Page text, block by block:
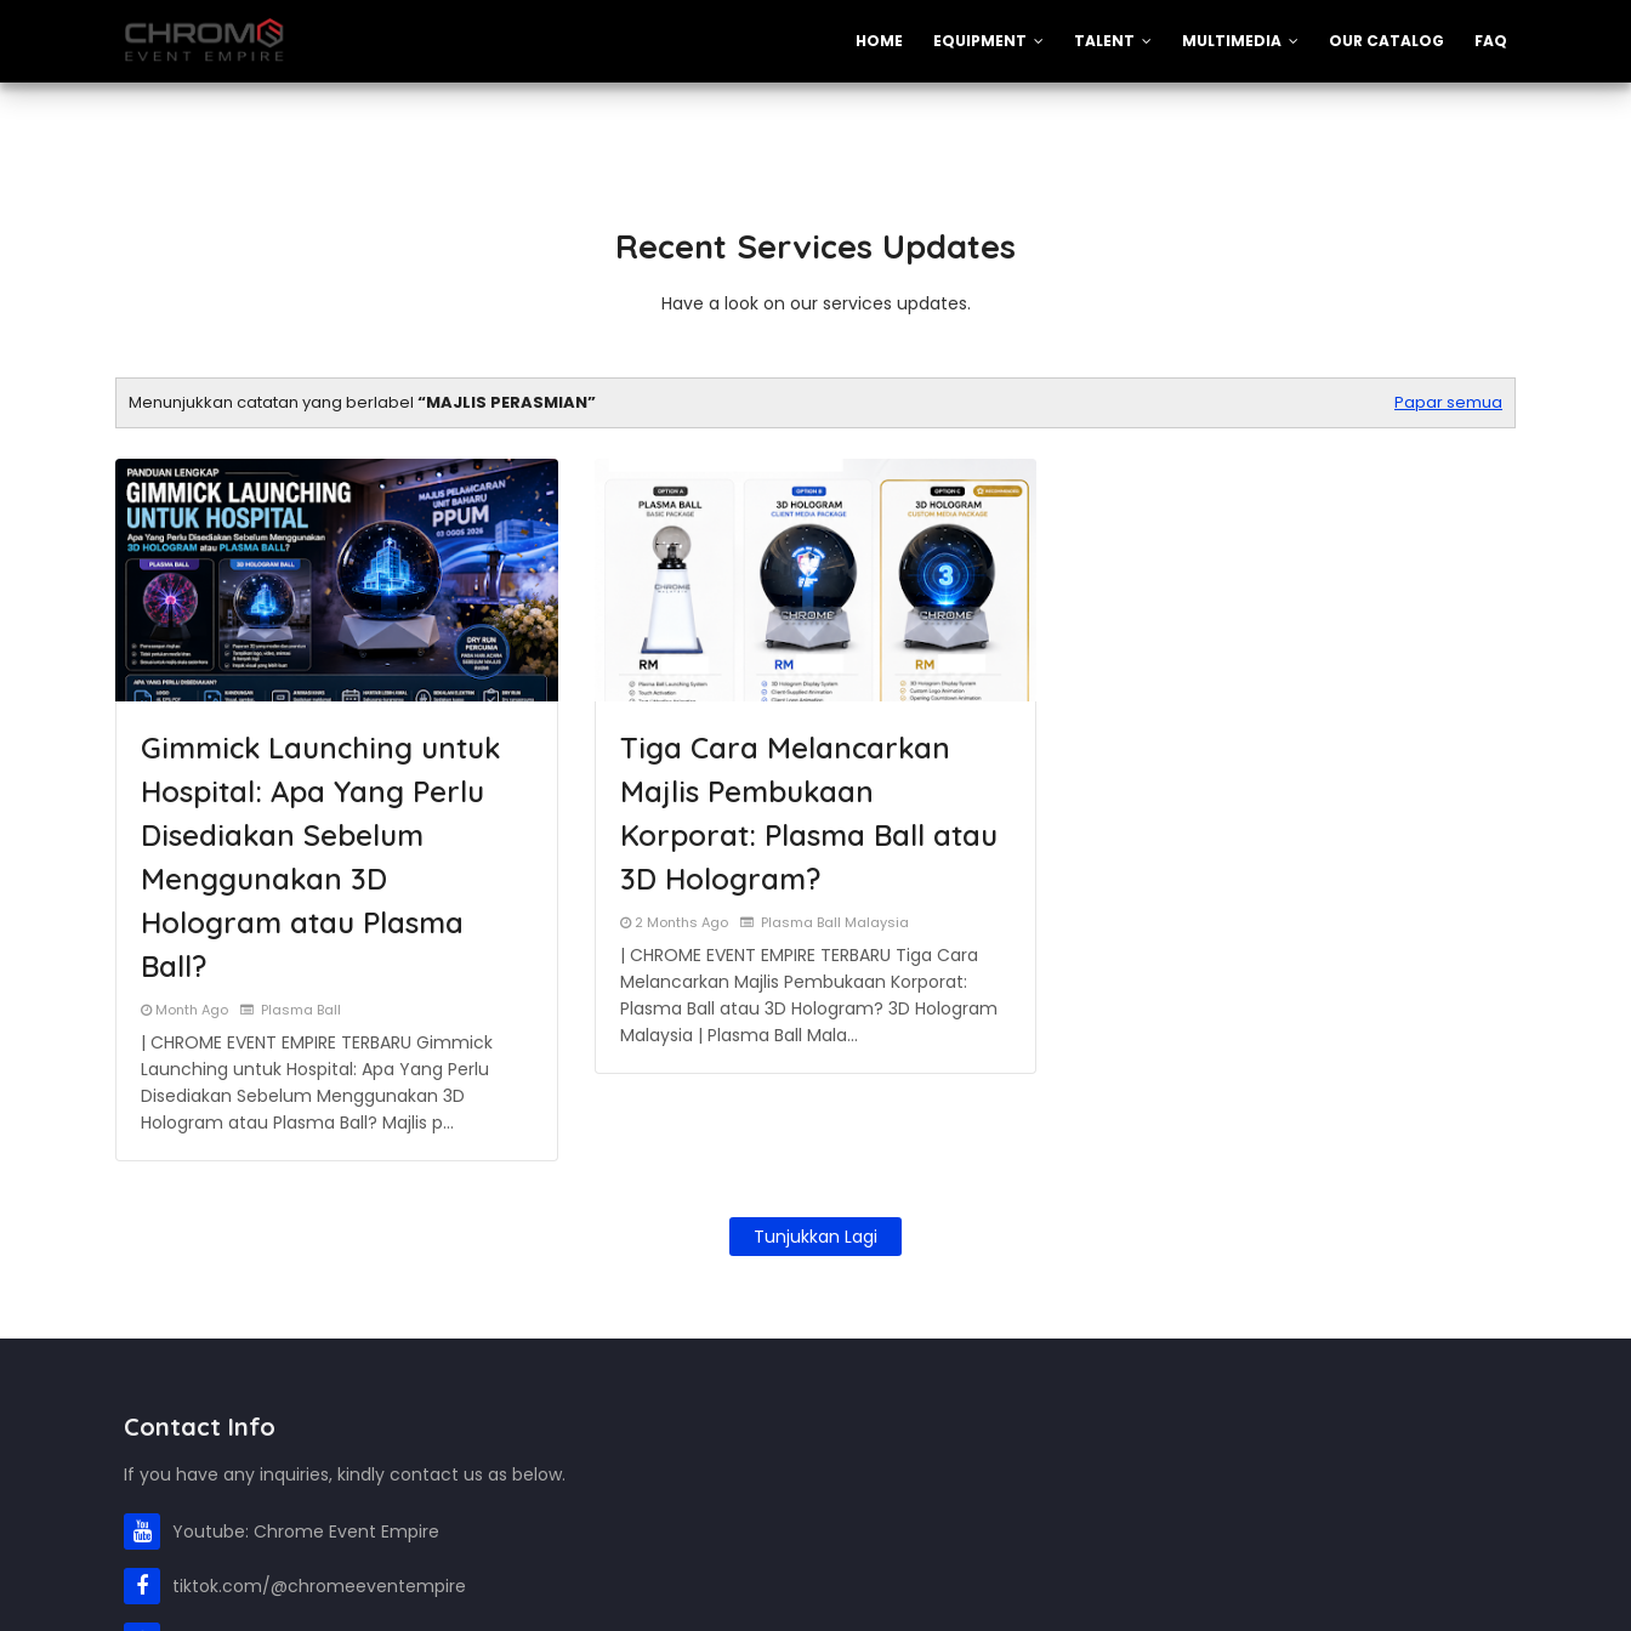
HOME EQUIPMENT TALENT MULTIMEDIA OUR CATALOG FAQ
Recent Services Updates
Have a look on our services updates.
Menunjukkan catatan yang berlabel MAJLIS PERASMIAN Papar semua
Gimmick Launching untuk
Hospital: Apa Yang Perlu
Disediakan Sebelum
Menggunakan 3D
Hologram atau Plasma
Ball?
Month Ago Plasma Ball
| CHROME EVENT EMPIRE TERBARU Gimmick
Launching untuk Hospital: Apa Yang Perlu
Disediakan Sebelum Menggunakan 3D
Hologram atau Plasma Ball? Majlis p…
Tiga Cara Melancarkan
Majlis Pembukaan
Korporat: Plasma Ball atau
3D Hologram?
2 Months Ago Plasma Ball Malaysia
| CHROME EVENT EMPIRE TERBARU Tiga Cara
Melancarkan Majlis Pembukaan Korporat:
Plasma Ball atau 3D Hologram? 3D Hologram
Malaysia | Plasma Ball Mala…
Tunjukkan Lagi
Contact Info
If you have any inquiries, kindly contact us as below.
Youtube: Chrome Event Empire
tiktok.com/@chromeeventempire